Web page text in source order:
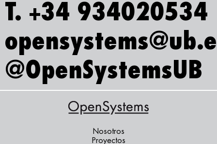
T. +34 934020534
@OpenSystemsUB
Nosotros
Proyectos